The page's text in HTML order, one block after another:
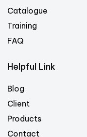
Catalogue
Training
FAQ
Helpful Link
Blog
Client
Products
Contact